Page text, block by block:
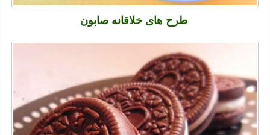
طرح های خلاقانه صابون